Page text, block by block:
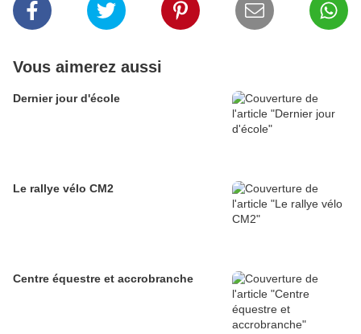
Vous aimerez aussi
Dernier jour d'école
Le rallye vélo CM2
Centre équestre et accrobranche